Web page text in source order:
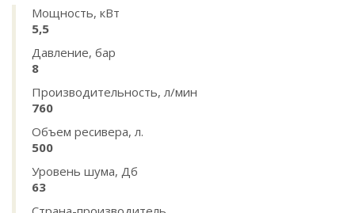
Мощность, кВт
5,5
Давление, бар
8
Производительность, л/мин
760
Объем ресивера, л.
500
Уровень шума, Дб
63